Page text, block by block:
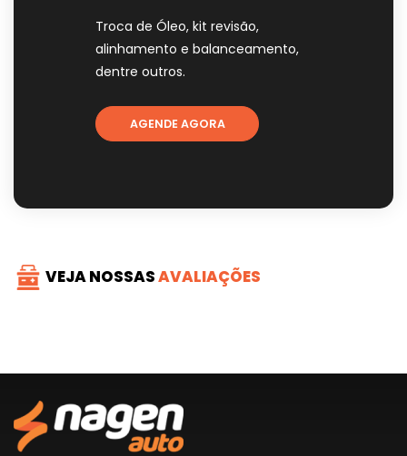
Troca de Óleo, kit revisão,
alinhamento e balanceamento,
dentre outros.
AGENDE AGORA
VEJA NOSSASAVALIAÇÕES